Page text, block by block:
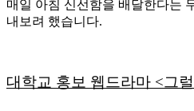
매일 아침 신선함을 배달한다는
내보려 했습니다.
대학교 홍보 웹드라마 <그